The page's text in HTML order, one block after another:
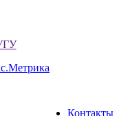
Контакты